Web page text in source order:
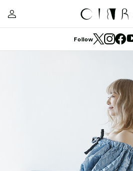
Follow